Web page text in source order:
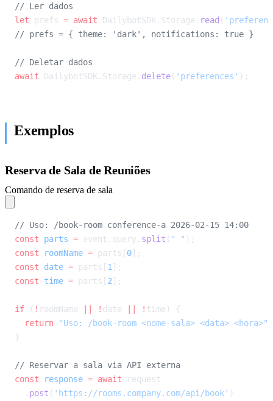
// Ler dados
let prefs = await DailybotSDK.Storage. read (
// prefs = { theme: 'dark', notifications: true }
// Deletar dados
await DailybotSDK.Storage. delete( 'preferences' );
Exemplos
Reserva de Sala de Reuniões
Comando de reserva de sala
// Uso: /book-room conference-a 2026-02-15 14:00
const parts = event.query. split ( " " );
const roomName = parts[0];
const date = parts[1 ];
const time = parts[2 ];
if ( ! roomName ! date ! time) {
  return
"Uso: /book-room <nome-sala> <data> <hora>"
}
// Reservar a sala via API externa
const response = await request
  .
post ( 'https://rooms.company.com/api/book' )